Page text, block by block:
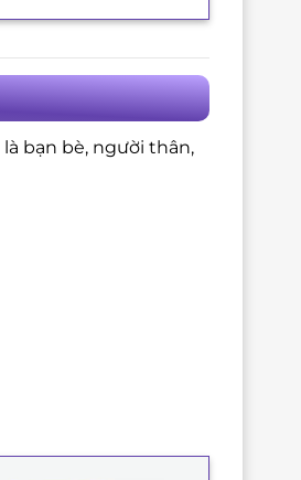
bạn bè, người thân,